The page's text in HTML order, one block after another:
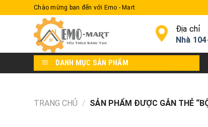
to
Chào mừng bạn đến với Emo - Mart
Địa chỉ
Nhà
DANH MỤC SẢN PHẨM
TRANG CHỦ / SẢN PHẨM ĐƯỢC GẮN THẺ